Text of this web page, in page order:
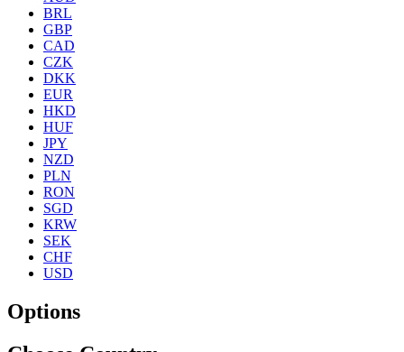
BRL
GBP
CAD
CZK
DKK
EUR
HKD
HUF
JPY
NZD
PLN
RON
SGD
KRW
SEK
CHF
USD
Options